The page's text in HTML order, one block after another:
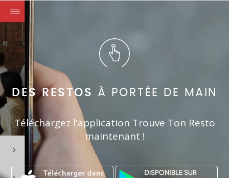
DES RESTOS À PORTÉE DE MAIN
Téléchargez l'application Trouve Ton Resto
maintenant !